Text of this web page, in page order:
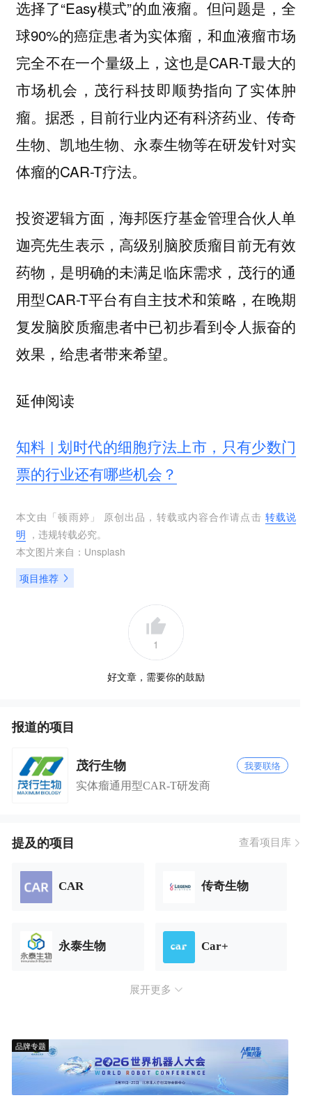
选择了“Easy模式”的血液瘤。 但问题是，全
球90%的癌症患者为实体瘤，和血液瘤市场
完全不在一个量级上，这也是CAR-T最大的
市场机会，茂行科技即顺势指向了实体肿
瘤。据悉，目前行业内还有科济药业、传奇
生物、 凯地生物、永泰生物等在研发针对实
体瘤的CAR-T疗法。
投资逻辑方面，海邦医疗基金管理合伙人单
迦亮先生表示，高级别脑胶质瘤目前无有效
药物，是明确的未满足临床需求，茂行的通
用型CAR-T平台有自主技术和策略，在晚期
复发脑胶质瘤患者中已初步看到令人振奋的
效果，给患者带来希望。
延伸阅读
知料 | 划时代的细胞疗法上市，只有少数门
票的行业还有哪些机会？
本文由「顿雨婷 」 原创出品，转载或内容合作请点击 转载说
明 ，违规转载必究。
本文图片来自： Unsplash
项目推荐
1
好文章，需要你的鼓励
报道的项目
茂行生物 我要联络
实体瘤通用型CAR-T研发商
提及的项目 查看项目库
CAR 传奇生物
永泰生物 Car+
展开更多
品牌专题